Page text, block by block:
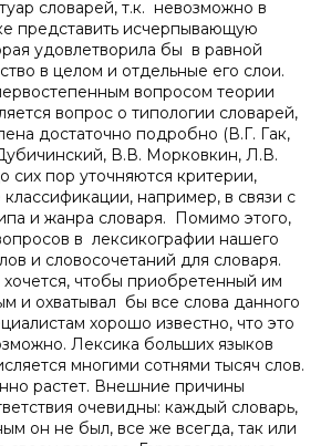
словарей, т.к. невозможно в
представить исчерпывающую
удовлетворила бы в равной
в целом и отдельные его слои.
вопросом теории
вопрос о типологии словарей,
достаточно подробно (В.Г. Гак,
В.В. Морковкин, Л.В.
пор уточняются критерии,
например, в связи с
и жанра словаря. Помимо этого,
в лексикографии нашего
и словосочетаний для словаря.
чтобы приобретенный им
и охватывал бы все слова данного
хорошо известно, что это
Лексика больших языков
многими сотнями тысяч слов.
растет. Внешние причины
очевидны: каждый словарь,
он не был, все же всегда, так или